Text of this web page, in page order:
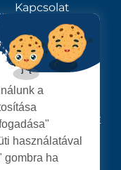
440026 SATU MARE
Kapcsolat
KÖVESSENEK
a
használatával
gombra ha